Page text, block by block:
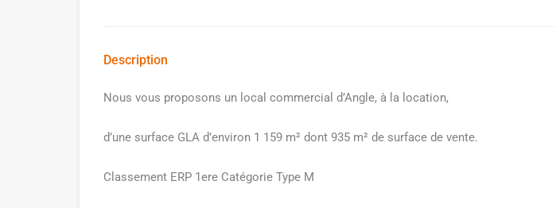
Description
Nous vous proposons un local commercial d’Angle, à la location,
d’une surface GLA d’environ 1 159 m² dont 935 m² de surface de vente.
Classement ERP 1ere Catégorie Type M